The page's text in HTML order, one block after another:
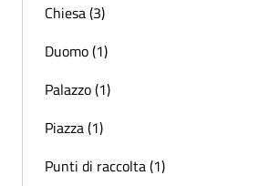
Chiesa (3)
Duomo (1)
Palazzo (1)
Piazza (1)
Punti di raccolta (1)